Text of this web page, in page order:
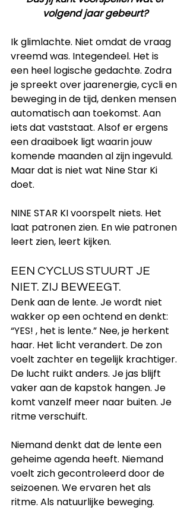
volgend jaar gebeurt?
Ik glimlachte. Niet omdat de vraag
vreemd was. Integendeel. Het is
een heel logische gedachte. Zodra
je spreekt over jaarenergie, cycli en
beweging in de tijd, denken mensen
automatisch aan toekomst. Aan
iets dat vaststaat. Alsof er ergens
een draaiboek ligt waarin jouw
komende maanden al zijn ingevuld.
Maar dat is niet wat Nine Star Ki
doet.
NINE STAR KI voorspelt niets. Het
laat patronen zien. En wie patronen
leert zien, leert kijken.
EEN CYCLUS STUURT JE
NIET. ZIJ BEWEEGT.
Denk aan de lente. Je wordt niet
wakker op een ochtend en denkt:
“YES! , het is lente.” Nee, je herkent
haar. Het licht verandert. De zon
voelt zachter en tegelijk krachtiger.
De lucht ruikt anders. Je jas blijft
vaker aan de kapstok hangen. Je
komt vanzelf meer naar buiten. Je
ritme verschuift.
Niemand denkt dat de lente een
geheime agenda heeft. Niemand
voelt zich gecontroleerd door de
seizoenen. We ervaren het als
ritme. Als natuurlijke beweging.